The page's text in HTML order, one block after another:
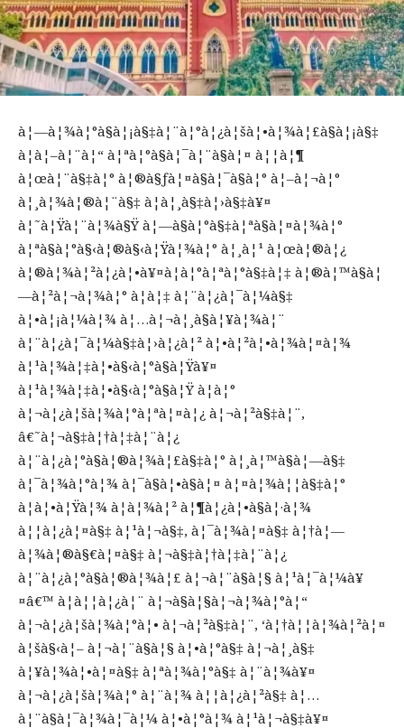
à¦—à¦¾à¦°à§à¦¡à§‡à¦¨à¦°à¦¿à¦šà¦•à¦¾à¦£à§à¦¡à§‡
à¦à¦–à¦¨à¦“ à¦ªà¦°à§à¦¯à¦¨à§à¦¤ à¦¦à¦¶
à¦œà¦¨à§‡à¦° à¦®à§ƒà¦¤à§à¦¯à§à¦° à¦–à¦¬à¦°
à¦¸à¦¾à¦®à¦¨à§‡ à¦à¦¸à§‡à¦›à§‡à¥¤
à¦˜à¦Ÿà¦¨à¦¾à§Ÿ à¦—à§à¦°à§‡à¦ªà§à¦¤à¦¾à¦°
à¦ªà§à¦°à§‹à¦®à§‹à¦Ÿà¦¾à¦° à¦¸à¦¹ à¦œà¦®à¦¿
à¦®à¦¾à¦²à¦¿à¦•à¥¤à¦à¦°à¦ªà¦°à§‡à¦‡ à¦®à¦™à§à¦
—à¦²à¦¬à¦¾à¦° à¦à¦‡ à¦¨à¦¿à¦¯à¦¼à§‡
à¦•à¦¡à¦¼à¦¾ à¦…à¦¬à¦¸à§à¦¥à¦¾à¦¨
à¦¨à¦¿à¦¯à¦¼à§‡à¦›à¦¿à¦² à¦•à¦²à¦•à¦¾à¦¤à¦¾
à¦¹à¦¾à¦‡à¦•à§‹à¦°à§à¦Ÿà¥¤
à¦¹à¦¾à¦‡à¦•à§‹à¦°à§à¦Ÿ à¦à¦°
à¦¬à¦¿à¦šà¦¾à¦°à¦ªà¦¤à¦¿ à¦¬à¦²à§‡à¦¨,
â€˜à¦¬à§‡à¦†à¦‡à¦¨à¦¿
à¦¨à¦¿à¦°à§à¦®à¦¾à¦£à§‡à¦° à¦¸à¦™à§à¦—à§‡
à¦¯à¦¾à¦°à¦¾ à¦¯à§à¦•à§à¦¤ à¦¤à¦¾à¦¦à§‡à¦°
à¦à¦•à¦Ÿà¦¾ à¦­à¦¾à¦² à¦¶à¦¿à¦•à§à¦·à¦¾
à¦¦à¦¿à¦¤à§‡ à¦¹à¦¬à§‡, à¦¯à¦¾à¦¤à§‡ à¦†à¦—
à¦¾à¦®à§€à¦¤à§‡ à¦¬à§‡à¦†à¦‡à¦¨à¦¿
à¦¨à¦¿à¦°à§à¦®à¦¾à¦£ à¦¬à¦¨à§à¦§ à¦¹à¦¯à¦¼à¥
¤â€™ à¦à¦¦à¦¿à¦¨ à¦¬à§à¦§à¦¬à¦¾à¦°à¦“
à¦¬à¦¿à¦šà¦¾à¦°à¦• à¦¬à¦²à§‡à¦¨, ‘à¦†à¦¦à¦¾à¦²à¦¤
à¦šà§‹à¦– à¦¬à¦¨à§à¦§ à¦•à¦°à§‡ à¦¬à¦¸à§‡
à¦¥à¦¾à¦•à¦¤à§‡ à¦ªà¦¾à¦°à§‡ à¦¨à¦¾à¥¤
à¦¬à¦¿à¦šà¦¾à¦° à¦¨à¦¾ à¦¦à¦¿à¦²à§‡ à¦…
à¦¨à§à¦¯à¦¾à¦¯à¦¼ à¦•à¦°à¦¾ à¦¹à¦¬à§‡à¥¤